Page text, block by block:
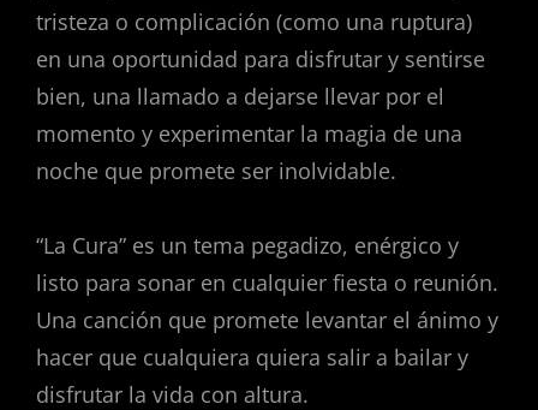
tristeza o complicación (como una ruptura)
en una oportunidad para disfrutar y sentirse
bien, una llamado a dejarse llevar por el
momento y experimentar la magia de una
noche que promete ser inolvidable.
“La Cura” es un tema pegadizo, enérgico y
listo para sonar en cualquier fiesta o reunión.
Una canción que promete levantar el ánimo y
hacer que cualquiera quiera salir a bailar y
disfrutar la vida con altura.